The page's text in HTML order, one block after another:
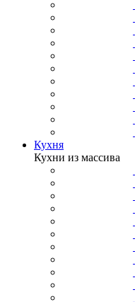
Кухня
Кухни из массива